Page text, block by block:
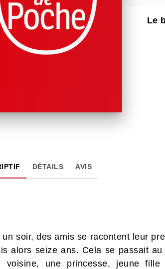
Le
DÉTAILS AVIS
un soir, des amis se racontent leur
alors seize ans. Cela se passait
voisine, une princesse, jeune